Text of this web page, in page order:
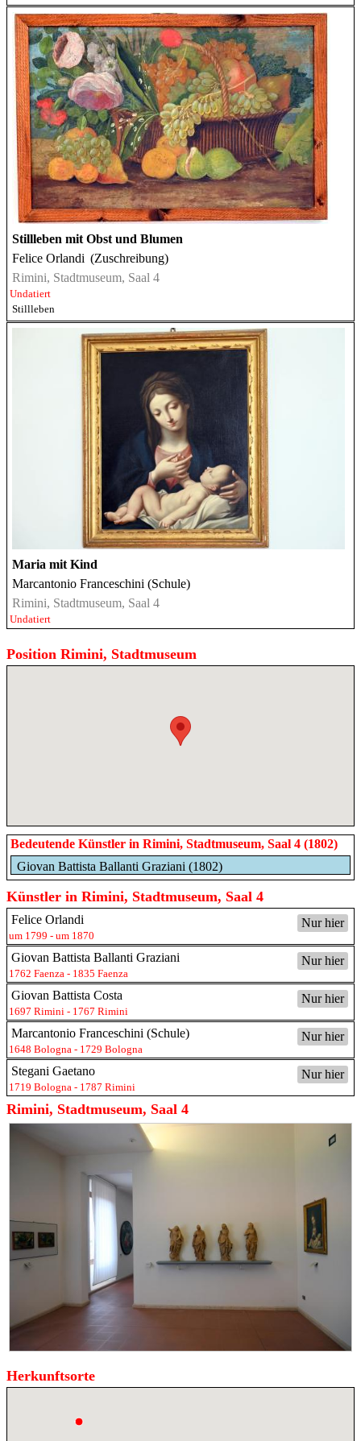
Stillleben mit Obst und Blumen
Felice Orlandi (Zuschreibung)
Rimini, Stadtmuseum, Saal 4
Undatiert
Stillleben
Maria mit Kind
Marcantonio Franceschini (Schule)
Rimini, Stadtmuseum, Saal 4
Undatiert
Position Rimini, Stadtmuseum
Bedeutende Künstler in Rimini, Stadtmuseum, Saal 4 (1802)
Giovan Battista Ballanti Graziani (1802)
Künstler in Rimini, Stadtmuseum, Saal 4
Nur hier
Felice Orlandi
um 1799 - um 1870
Nur hier
Giovan Battista Ballanti Graziani
1762 Faenza - 1835 Faenza
Nur hier
Giovan Battista Costa
1697 Rimini - 1767 Rimini
Nur hier
Marcantonio Franceschini (Schule)
1648 Bologna - 1729 Bologna
Nur hier
Stegani Gaetano
1719 Bologna - 1787 Rimini
Rimini, Stadtmuseum, Saal 4
Herkunftsorte